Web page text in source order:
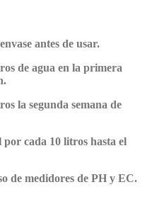
antes de usar.
de agua en la primera
la segunda semana de
cada 10 litros hasta el
de medidores de PH y EC.